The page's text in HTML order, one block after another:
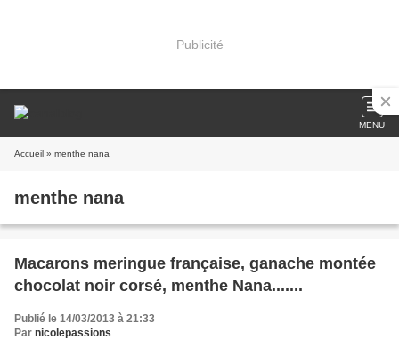
Publicité
MENU
Accueil » menthe nana
menthe nana
Macarons meringue française, ganache montée
chocolat noir corsé, menthe Nana.......
Publié le 14/03/2013 à 21:33
Par nicolepassions